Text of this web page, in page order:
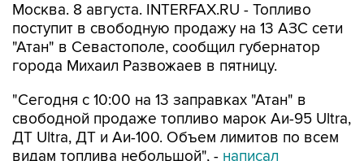
Москва. 8 августа. INTERFAX.RU - Топливо
поступит в свободную продажу на 13 АЗС сети
"Атан" в Севастополе, сообщил губернатор
города Михаил Развожаев в пятницу.
"Сегодня с 10:00 на 13 заправках "Атан" в
свободной продаже топливо марок Аи-95 Ultra,
ДТ Ultra, ДТ и Аи-100. Объем лимитов по всем
видам топлива небольшой", - написал